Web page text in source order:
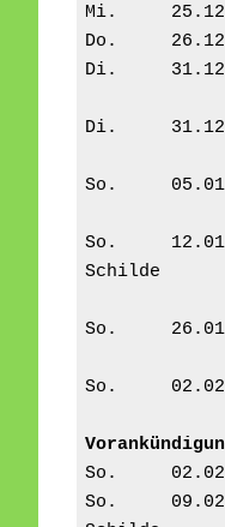
So.	12.01.	10.00	Gottesdienst in Sellstedt – Hokemeyers Hus – Pastorin L.
Schilde
So.	09.02.	10.00	Gottesdienst in Sellstedt – Hokemeyers Hus – Pastorin L.